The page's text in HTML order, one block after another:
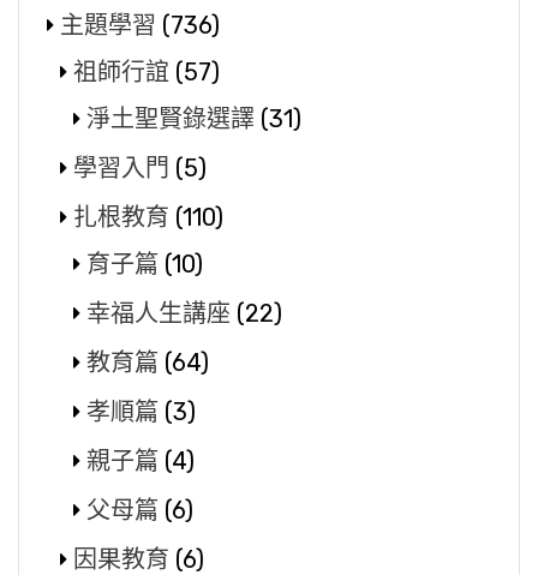
主題學習 (736)
祖師行誼 (57)
淨土聖賢錄選譯 (31)
學習入門 (5)
扎根教育 (110)
育子篇 (10)
幸福人生講座 (22)
教育篇 (64)
孝順篇 (3)
親子篇 (4)
父母篇 (6)
因果教育 (6)